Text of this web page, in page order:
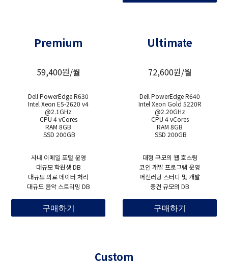
Premium
59,400원/월
Dell PowerEdge R630
Intel Xeon E5-2620 v4
@2.1GHz
CPU 4 vCores
RAM 8GB
SSD 200GB
사내 이메일 포털 운영
대규모 학원생 DB
대규모 의료 데이터 처리
대규모 음악 스트리밍 DB
구매하기
Ultimate
72,600원/월
Dell PowerEdge R640
Intel Xeon Gold 5220R
@2.20GHz
CPU 4 vCores
RAM 8GB
SSD 200GB
대형 규모의 웹 호스팅
코인 개발 프로그램 운영
머신러닝 스터디 및 개발
중견 규모의 DB
구매하기
Custom